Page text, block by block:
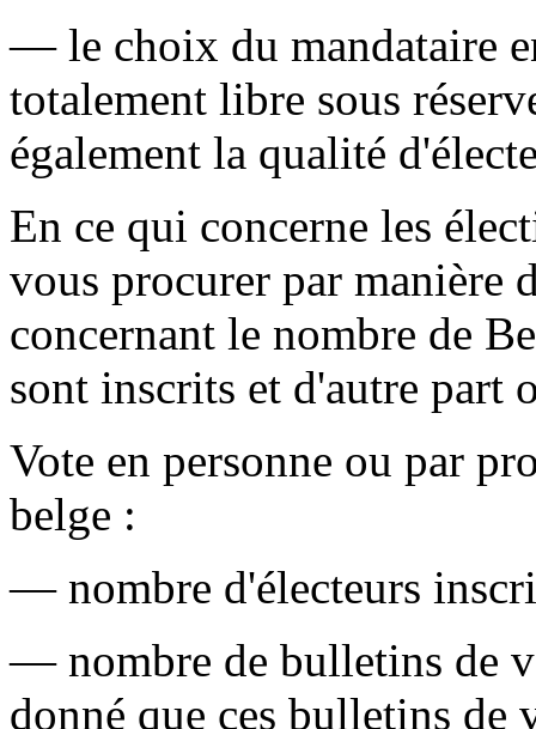
— le choix du mandataire
totalement libre sous
également la qualité
En ce qui concerne les
vous procurer par manière
concernant le nombre de
sont inscrits et d'autre part
Vote en personne ou par
belge :
— nombre d'électeurs
— nombre de bulletins de
donné que ces bulletins de